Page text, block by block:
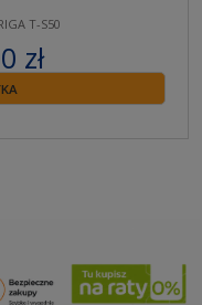
T-S50
zł